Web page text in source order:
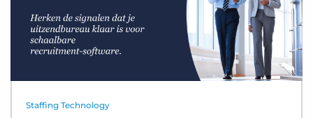
Staffing Technology